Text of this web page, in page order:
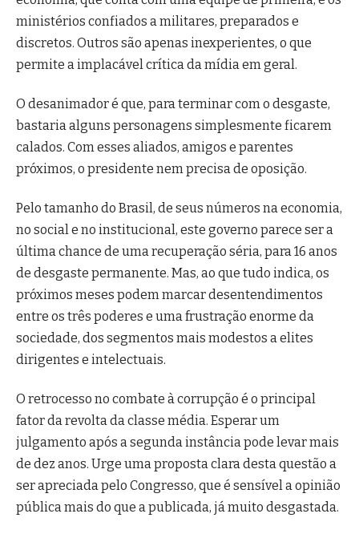
ministérios confiados a militares, preparados e
discretos. Outros são apenas inexperientes, o que
permite a implacável crítica da mídia em geral.
O desanimador é que, para terminar com o desgaste,
bastaria alguns personagens simplesmente ficarem
calados. Com esses aliados, amigos e parentes
próximos, o presidente nem precisa de oposição.
Pelo tamanho do Brasil, de seus números na economia,
no social e no institucional, este governo parece ser a
última chance de uma recuperação séria, para 16 anos
de desgaste permanente. Mas, ao que tudo indica, os
próximos meses podem marcar desentendimentos
entre os três poderes e uma frustração enorme da
sociedade, dos segmentos mais modestos a elites
dirigentes e intelectuais.
O retrocesso no combate à corrupção é o principal
fator da revolta da classe média. Esperar um
julgamento após a segunda instância pode levar mais
de dez anos. Urge uma proposta clara desta questão a
ser apreciada pelo Congresso, que é sensível a opinião
pública mais do que a publicada, já muito desgastada.